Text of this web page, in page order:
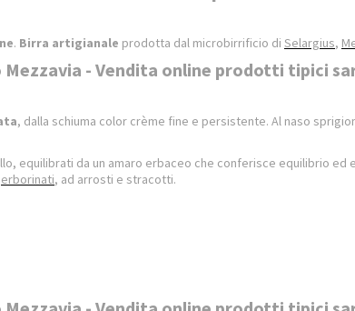
. Birra artigianale prodotta dal microbirrificio di Selargius,
Mezzavia - Vendita online prodotti tipici
, dalla schiuma color crème fine e persistente. Al naso
equilibrati da un amaro erbaceo che conferisce equilibrio ed
erborinati, ad arrosti e stracotti.